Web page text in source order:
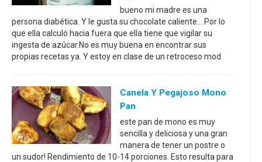
bueno mi madre es una
persona diabética. Y le gusta su chocolate caliente... Por lo
que ella calculó hacia fuera que ella tiene que vigilar su
ingesta de azúcar.No es muy buena en encontrar sus
propias recetas ya. Y estoy en clase de un retroceso mod
Canela Y Pegajoso Mono
Pan
este pan de mono es muy
sencilla y deliciosa y una gran
manera de tener un postre o
un sudor! Rendimiento de 10-14 porciones. Esto resulta para